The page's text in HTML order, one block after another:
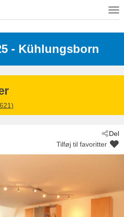
- Kühlungsborn
Del
Tilføj til favoritter